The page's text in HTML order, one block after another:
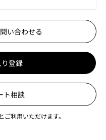
い合わせる
登録
ト相談
利用いただけます。